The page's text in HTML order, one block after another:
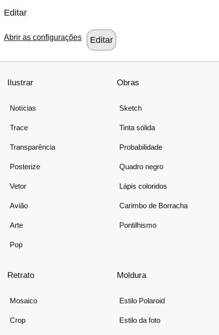
Editar
Abrir as configurações
Ilustrar
Notícias
Trace
Transparência
Posterize
Vetor
Avião
Arte
Pop
Obras
Sketch
Tinta sólida
Probabilidade
Quadro negro
Lápis coloridos
Carimbo de Borracha
Pontilhismo
Retrato
Mosaico
Crop
Moldura
Estilo Polaroid
Estilo da foto